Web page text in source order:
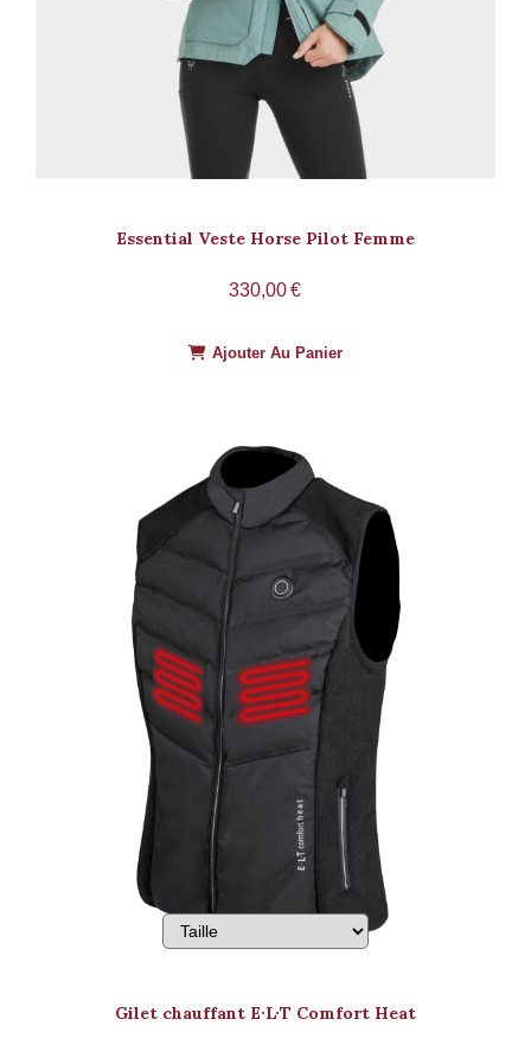
Essential Veste Horse Pilot Femme
330,00€
Ajouter Au Panier
Gilet chauffant E·L·T Comfort Heat